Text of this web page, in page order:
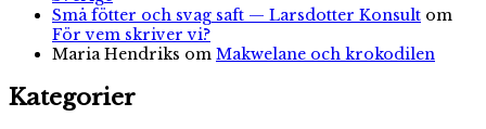
Små fötter och svag saft — Larsdotter Konsult om
För vem skriver vi?
Maria Hendriks om Makwelane och krokodilen
Kategorier